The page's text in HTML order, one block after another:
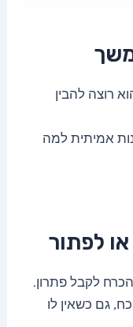
רוצה להבין
אמיתית למה
לקבל פתרון.
גם כשאין לו